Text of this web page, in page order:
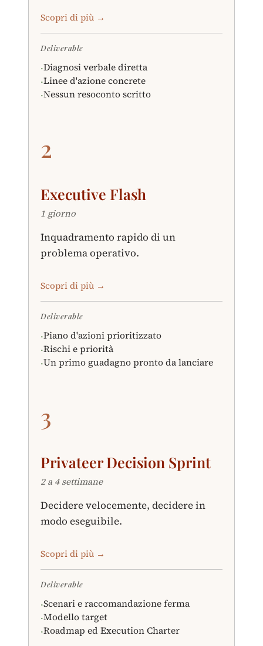
Scopri di più →
Deliverable
·Diagnosi verbale diretta
·Linee d'azione concrete
·Nessun resoconto scritto
2
Executive Flash
1 giorno
Inquadramento rapido di un
problema operativo.
Scopri di più →
Deliverable
·Piano d'azioni prioritizzato
·Rischi e priorità
·Un primo guadagno pronto da lanciare
3
Privateer Decision Sprint
2 a 4 settimane
Decidere velocemente, decidere in
modo eseguibile.
Scopri di più →
Deliverable
·Scenari e raccomandazione ferma
·Modello target
·Roadmap ed Execution Charter